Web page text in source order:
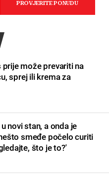
prije može prevariti na
sprej ili krema za
novi stan, a onda je
smeđe počelo curiti
što je to?'